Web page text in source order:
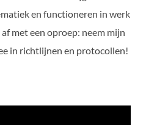
en functioneren in werk
met een oproep: neem mijn
in richtlijnen en protocollen!